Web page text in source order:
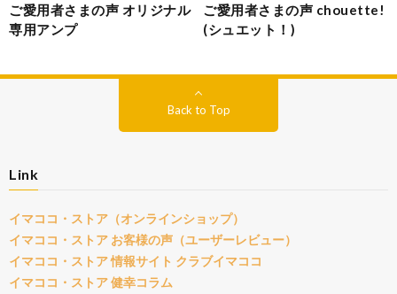
ご愛用者さまの声 オリジナル
専用アンプ
ご愛用者さまの声 chouette!
(シュエット！)
Back to Top
Link
イマココ・ストア（オンラインショップ）
イマココ・ストア お客様の声（ユーザーレビュー）
イマココ・ストア 情報サイト クラブイマココ
イマココ・ストア 健幸コラム